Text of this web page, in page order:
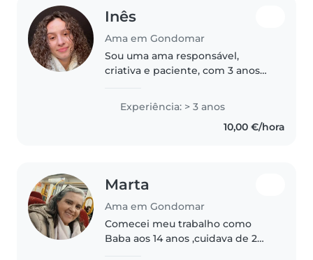
Inês
Ama em Gondomar
Sou uma ama responsável,
criativa e paciente, com 3 anos
bebés, crianças em idade pré-
escolar e do ensino básico. Estou
atualmente a frequentar o
Experiência: > 3 anos
10,00 €/hora
Marta
Ama em Gondomar
Comecei meu trabalho como
Baba aos 14 anos ,cuidava de 2